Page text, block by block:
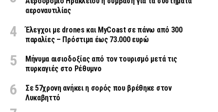
αεροναυτιλίας
Έλεγχοι με drones και MyCoast σε πάνω από 300
παραλίες – Πρόστιμα έως 73.000 ευρώ
Μήνυμα αισιοδοξίας από τον τουρισμό μετά τις
πυρκαγιές στο Ρέθυμνο
Σε 57χρονη ανήκει η σορός που βρέθηκε στον
Λυκαβηττό